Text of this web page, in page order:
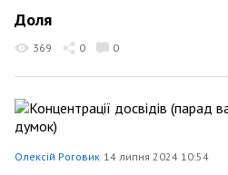
Доля
369 0 0
Олексій Роговик 14 липня 2024 10:54